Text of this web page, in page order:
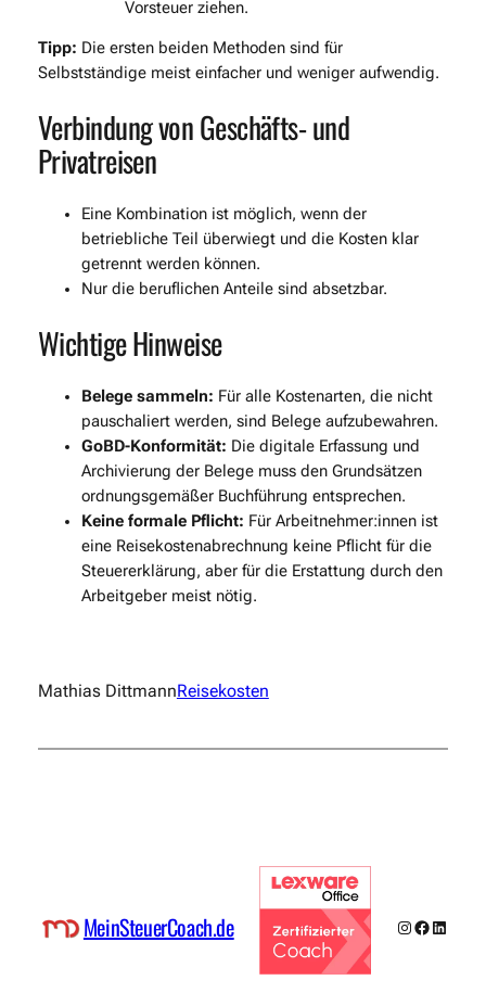
Vorsteuer ziehen.
Tipp: Die ersten beiden Methoden sind für
Selbstständige meist einfacher und weniger aufwendig.
Verbindung von Geschäfts- und
Privatreisen
Eine Kombination ist möglich, wenn der
betriebliche Teil überwiegt und die Kosten klar
getrennt werden können.
Nur die beruflichen Anteile sind absetzbar.
Wichtige Hinweise
Belege sammeln: Für alle Kostenarten, die nicht
pauschaliert werden, sind Belege aufzubewahren.
GoBD-Konformität: Die digitale Erfassung und
Archivierung der Belege muss den Grundsätzen
ordnungsgemäßer Buchführung entsprechen.
Keine formale Pflicht: Für Arbeitnehmer:innen ist
eine Reisekostenabrechnung keine Pflicht für die
Steuererklärung, aber für die Erstattung durch den
Arbeitgeber meist nötig.
Mathias DittmannReisekosten
MeinSteuerCoach.de Instagram